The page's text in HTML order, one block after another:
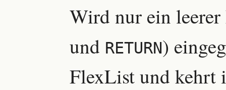
Wird nur ein leerer
und RETURN)
FlexList und kehrt